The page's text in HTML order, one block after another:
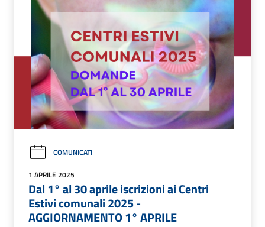
COMUNICATI
1 APRILE 2025
Dal 1° al 30 aprile iscrizioni ai Centri
Estivi comunali 2025 -
AGGIORNAMENTO 1° APRILE